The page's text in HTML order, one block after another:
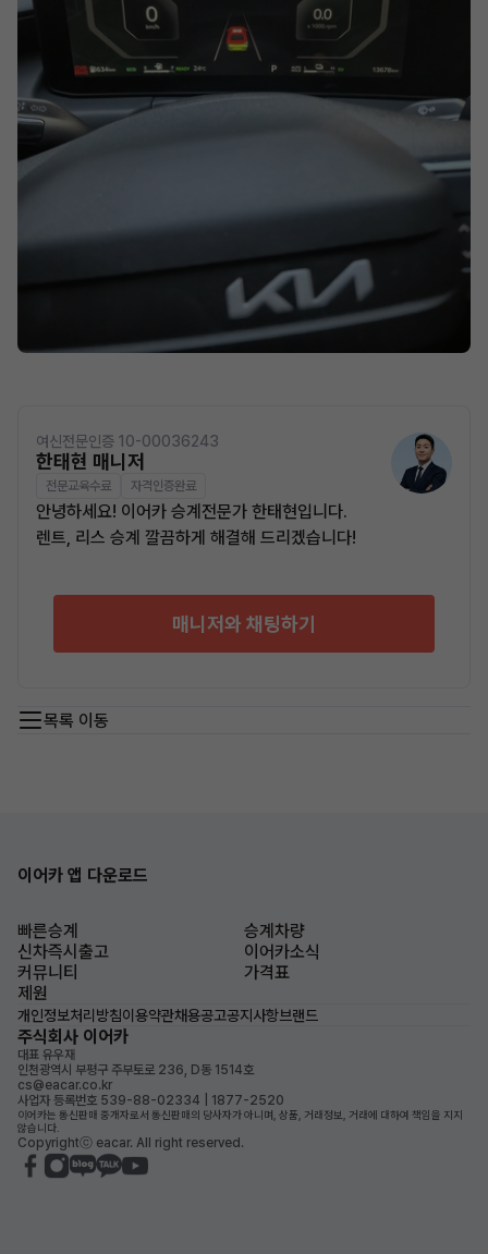
여신전문인증 10-00036243
한태현 매니저
전문교육수료 자격인증완료
안녕하세요! 이어카 승계전문가 한태현입니다.
렌트, 리스 승계 깔끔하게 해결해 드리겠습니다!
매니저와 채팅하기
목록 이동
이어카 앱 다운로드
빠른승계
승계차량
신차즉시출고
이어카소식
커뮤니티
가격표
제원
개인정보처리방침이용약관채용공고공지사항브랜드
주식회사 이어카
대표 유우재
인천광역시 부평구 주부토로 236, D동 1514호
cs@eacar.co.kr
사업자 등록번호 539-88-02334 | 1877-2520
이어카는 통신판매 중개자로서 통신판매의 당사자가 아니며, 상품, 거래정보, 거래에 대하여 책임을 지지
않습니다.
Copyrightⓒ eacar. All right reserved.